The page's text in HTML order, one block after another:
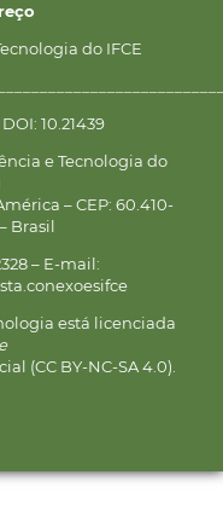
do IFCE
10.21439
e Tecnologia do
– CEP: 60.410-
Brasil
– E-mail:
está licenciada
(CC BY-NC-SA 4.0).